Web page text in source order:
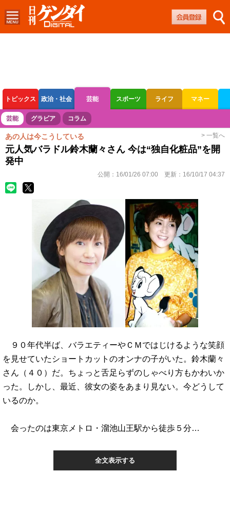
トピックス 政治・社会 芸能 スポーツ ライフ マネー
ボートレース 競輪 オートレース
芸能 グラビア コラム
あの人は今こうしている > 一覧へ
元人気バラドル鈴木蘭々さん 今は“独自化粧品”を開
発中
公開： 16/01/26 07:00 更新： 16/10/17 04:37
９０年代半ば、バラエティーやＣＭではじけるような笑顔
を見せていたショートカットのオンナの子がいた。鈴木蘭々
さん（４０）だ。ちょっと舌足らずのしゃべり方もかわいか
った。しかし、最近、彼女の姿をあまり見ない。今どうして
いるのか。
会ったのは東京メトロ・溜池山王駅から徒歩５分…
全文表示する